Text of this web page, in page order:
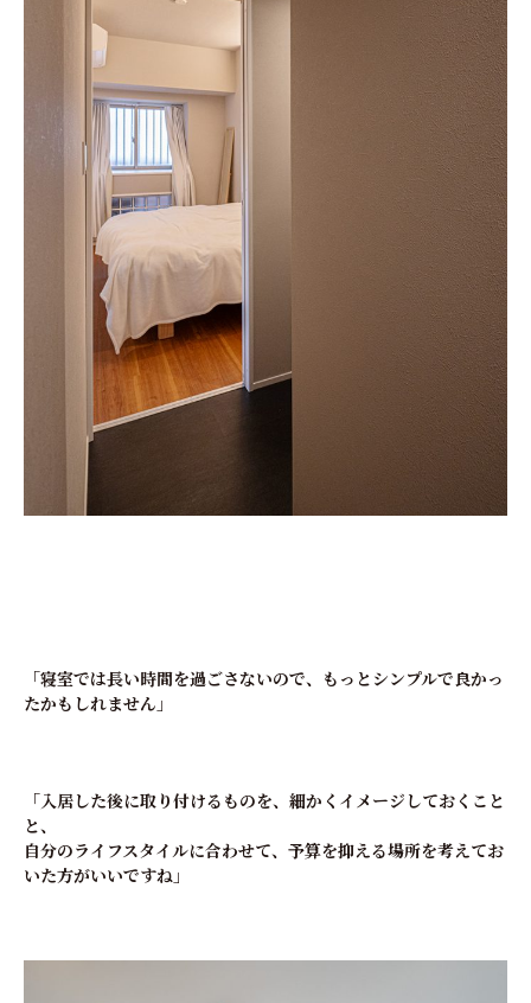
「寝室では長い時間を過ごさないので、もっとシンプルで良かっ
たかもしれません」
「入居した後に取り付けるものを、細かくイメージしておくこと
と、
自分のライフスタイルに合わせて、予算を抑える場所を考えてお
いた方がいいですね」